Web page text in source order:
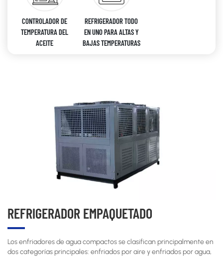
CONTROLADOR DE
TEMPERATURA DEL
ACEITE
REFRIGERADOR TODO
EN UNO PARA ALTAS Y
BAJAS TEMPERATURAS
REFRIGERADOR EMPAQUETADO
Los enfriadores de agua compactos se clasifican principalmente en
dos categorías principales: enfriados por aire y enfriados por agua,